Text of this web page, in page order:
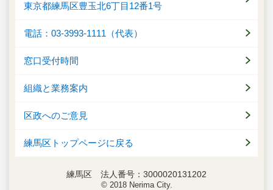
東京都練馬区豊玉北6丁目12番1号
電話：03-3993-1111（代表）
窓口受付時間
組織と業務案内
区政へのご意見
練馬区トップページに戻る
練馬区 法人番号：3000020131202
© 2018 Nerima City.